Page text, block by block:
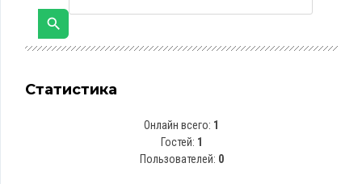
Статистика
Онлайн всего: 1
Гостей: 1
Пользователей: 0